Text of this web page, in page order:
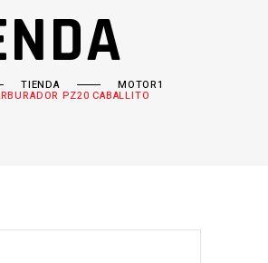
TIENDA MOTOR1
PZ20 CABALLITO